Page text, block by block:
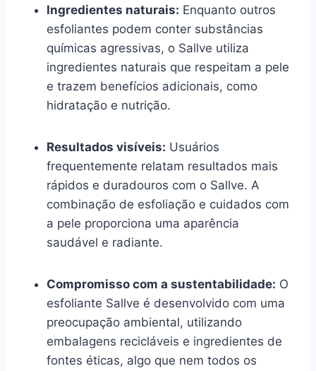
Ingredientes naturais: Enquanto outros
esfoliantes podem conter substâncias
químicas agressivas, o Sallve utiliza
ingredientes naturais que respeitam a pele
e trazem benefícios adicionais, como
hidratação e nutrição.
Resultados visíveis: Usuários
frequentemente relatam resultados mais
rápidos e duradouros com o Sallve. A
combinação de esfoliação e cuidados com
a pele proporciona uma aparência
saudável e radiante.
Compromisso com a sustentabilidade: O
esfoliante Sallve é desenvolvido com uma
preocupação ambiental, utilizando
embalagens recicláveis e ingredientes de
fontes éticas, algo que nem todos os